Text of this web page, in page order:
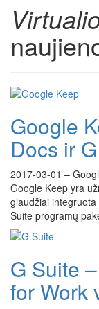
Google
Docs ir
2017-03-01 –
Google Keep yra
glaudžiai
Suite programų
G Suite
for Work